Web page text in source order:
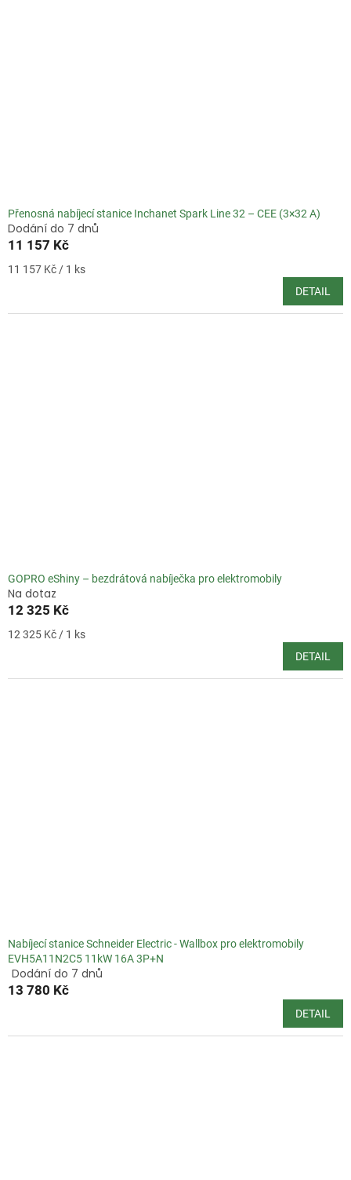
Přenosná nabíjecí stanice Inchanet Spark Line 32 – CEE (3×32 A)
Dodání do 7 dnů
11 157 Kč
Měrná
11 157 Kč / 1 ks
DETAIL
GOPRO eShiny – bezdrátová nabíječka pro elektromobily
Na dotaz
12 325 Kč
Měrná
12 325 Kč / 1 ks
DETAIL
Nabíjecí stanice Schneider Electric - Wallbox pro elektromobily
EVH5A11N2C5 11kW 16A 3P+N
Průměrné
hodnocení
5,0
Dodání do 7 dnů
13 780 Kč
DETAIL